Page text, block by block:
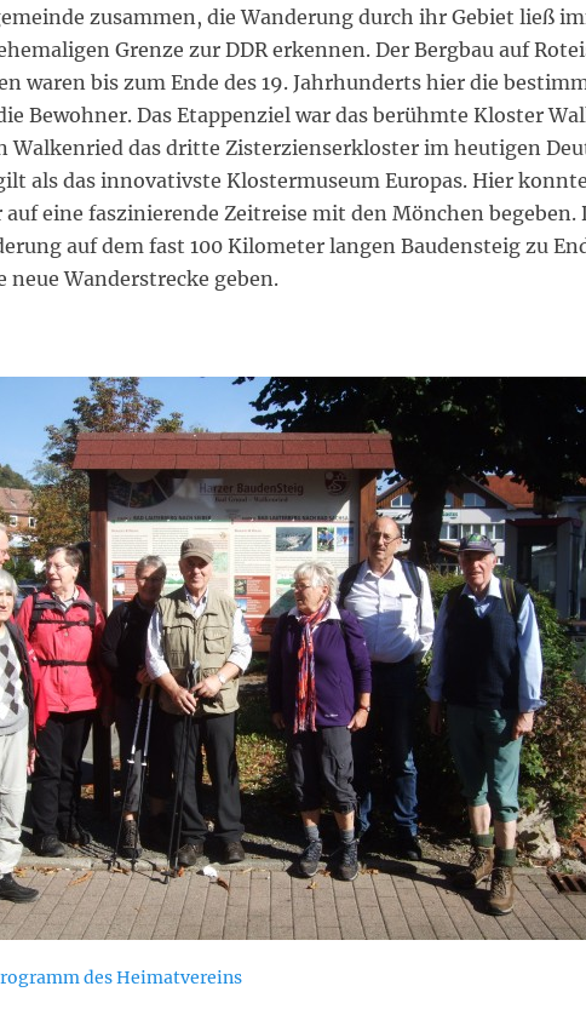
zusammen, die Wanderung durch ihr Gebiet ließ
Grenze zur DDR erkennen. Der Bergbau auf
waren bis zum Ende des 19. Jahrhunderts hier die
Bewohner. Das Etappenziel war das berühmte Kloster
Walkenried das dritte Zisterzienserkloster im heutigen
als das innovativste Klostermuseum Europas. Hier
eine faszinierende Zeitreise mit den Mönchen begeben.
auf dem fast 100 Kilometer langen Baudensteig zu
neue Wanderstrecke geben.
des Heimatvereins